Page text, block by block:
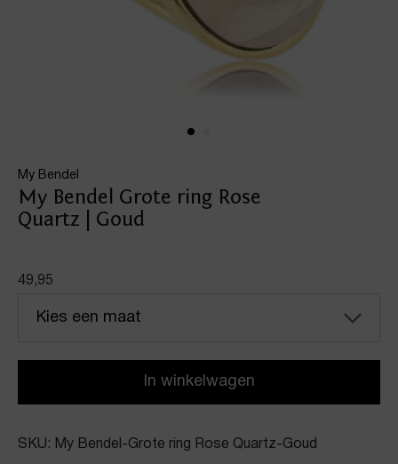
My Bendel
My Bendel Grote ring Rose
Quartz | Goud
49,95
Kies een maat
In winkelwagen
SKU: My Bendel-Grote ring Rose Quartz-Goud